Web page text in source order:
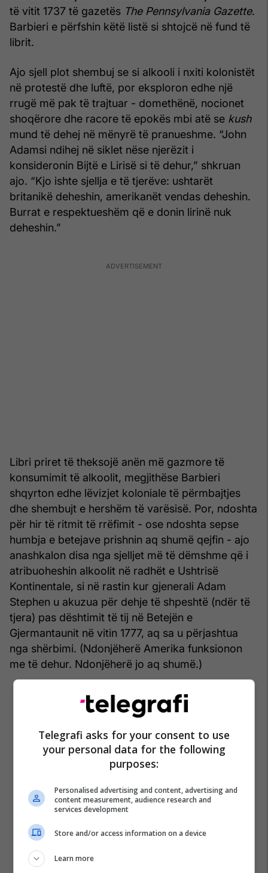
të vitit 1737 të gazetës The Pennsylvania Gazette.
Barbieri e përfshin këtë listë si shtojcë në fund të
librit.
Ajo sjell plot shembuj se si alkooli i nxiti kolonistët
në protestë dhe luftë, por eksploron edhe një
rrugë më pak të trajtuar - domethënë, nocionet
shoqërore dhe racore të epokës mbi atë se kush
mund të dehej në mënyrë të pranueshme. “John
Adamsi ndihej në siklet nëse njerëzit i
konsideronin Bijtë e Lirisë si të dehur,” shkruan
ajo. “Kjo ishte sjellja e të tjerëve: ushtarët
britanikë deheshin, amerikanët vendas deheshin.
Burrat e respektueshëm që e donin lirinë nuk
deheshin.”
Libri priret të theksojë anën më gazmore të
konsumimit të alkoolit, megjithëse Barbieri
shqyrton edhe lëvizjet koloniale të përmbajtjes
dhe shembujt e hershëm të varësisë. Por, ndoshta
për hir të ritmit të rrëfimit - ose ndoshta sepse
humbja e betejave prishnin aq shumë qejfin - ajo
anashkalon disa nga sjelljet më të dëmshme që i
atribuoheshin alkoolit në radhët e Ushtrisë
Kontinentale, si në rastin kur gjenerali Adam
Stephen u akuzua për dehje të shpeshtë (ndër të
tjera) pas dështimit të tij në Betejën e
Gjermantaunit në vitin 1777, aq sa u përjashtua
nga shërbimi. (Ndonjëherë Amerika funksionon
me të dehur. Ndonjëherë jo aq shumë.)
Telegrafi asks for your consent to use
your personal data for the following
purposes:
Personalised advertising and content, advertising and
content measurement, audience research and
services development
Store and/or access information on a device
Learn more